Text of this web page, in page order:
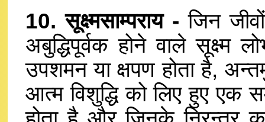
10. सूक्ष्मसाम्पराय - जिन
अबुद्धिपूर्वक होने वाले सूक्ष्म
उपशमन या क्षपण होता है,
आत्म विशुद्धि को लिए हुए एक